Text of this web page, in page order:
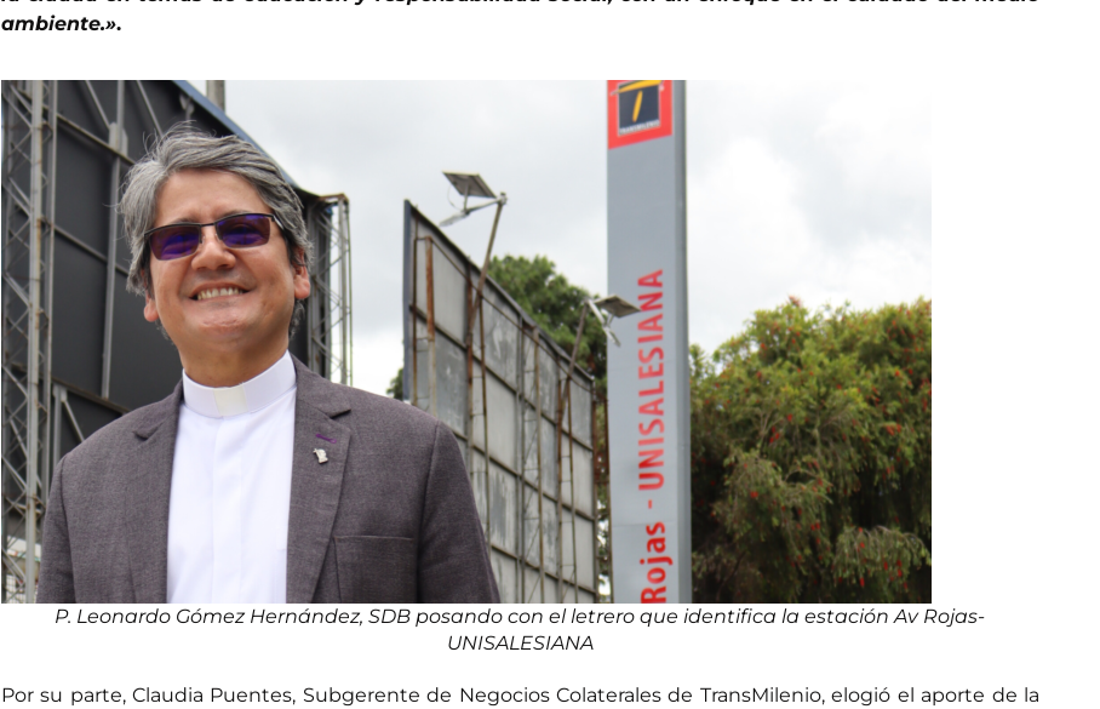
ambiente.».
P. Leonardo Gómez Hernández, SDB posando con el letrero que identifica la estación Av Rojas-
UNISALESIANA
Por su parte, Claudia Puentes, Subgerente de Negocios Colaterales de TransMilenio, elogió el aporte de la